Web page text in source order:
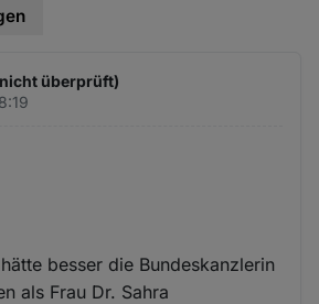
überprüft)
besser die Bundeskanzlerin
als Frau Dr. Sahra